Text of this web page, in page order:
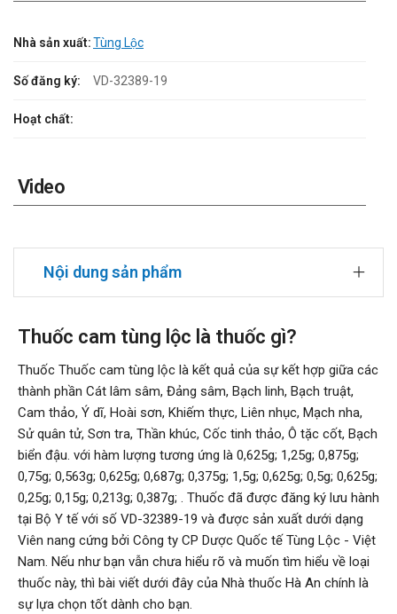
Nhà sản xuất:Tùng Lộc
Số đăng ký: VD-32389-19
Hoạt chất:
Video
Nội dung sản phẩm
Thuốc cam tùng lộc là thuốc gì?
Thuốc Thuốc cam tùng lộc là kết quả của sự kết hợp giữa các
thành phần Cát lâm sâm, Đảng sâm, Bạch linh, Bạch truật,
Cam thảo, Ý dĩ, Hoài sơn, Khiếm thực, Liên nhục, Mạch nha,
Sử quân tử, Sơn tra, Thần khúc, Cốc tinh thảo, Ô tặc cốt, Bạch
biển đậu. với hàm lượng tương ứng là 0,625g; 1,25g; 0,875g;
0,75g; 0,563g; 0,625g; 0,687g; 0,375g; 1,5g; 0,625g; 0,5g; 0,625g;
0,25g; 0,15g; 0,213g; 0,387g; . Thuốc đã được đăng ký lưu hành
tại Bộ Y tế với số VD-32389-19 và được sản xuất dưới dạng
Viên nang cứng bởi Công ty CP Dược Quốc tế Tùng Lộc - Việt
Nam. Nếu như bạn vẫn chưa hiểu rõ và muốn tìm hiểu về loại
thuốc này, thì bài viết dưới đây của Nhà thuốc Hà An chính là
sự lựa chọn tốt dành cho bạn.